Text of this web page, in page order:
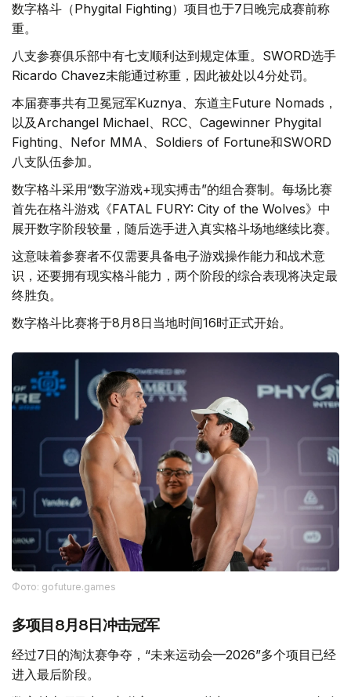
数字格斗（Phygital Fighting）项目也于7日晚完成赛前称
重。
八支参赛俱乐部中有七支顺利达到规定体重。SWORD选手
Ricardo Chavez未能通过称重，因此被处以4分处罚。
本届赛事共有卫冕冠军Kuznya、东道主Future Nomads，
以及Archangel Michael、RCC、Cagewinner Phygital
Fighting、Nefor MMA、Soldiers of Fortune和SWORD
八支队伍参加。
数字格斗采用“数字游戏+现实搏击”的组合赛制。每场比赛
首先在格斗游戏《FATAL FURY: City of the Wolves》中
展开数字阶段较量，随后选手进入真实格斗场地继续比赛。
这意味着参赛者不仅需要具备电子游戏操作能力和战术意
识，还要拥有现实格斗能力，两个阶段的综合表现将决定最
终胜负。
数字格斗比赛将于8月8日当地时间16时正式开始。
Фото: gofuture.games
多项目8月8日冲击冠军
经过7日的淘汰赛争夺，“未来运动会—2026”多个项目已经
进入最后阶段。